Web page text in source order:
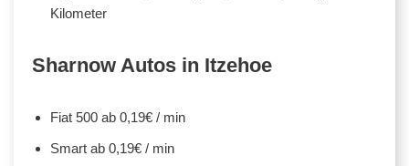
Kilometer
Sharnow Autos in Itzehoe
Fiat 500 ab 0,19€ / min
Smart ab 0,19€ / min